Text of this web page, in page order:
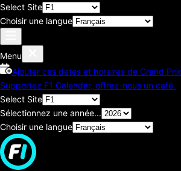
Select Site
Choisir une langue
Menu
Ajouter ces dates et horaires de Grand
Supportez F1 Calendar, offrez-nous un café.
Select Site
Sélectionnez une année...
Choisir une langue